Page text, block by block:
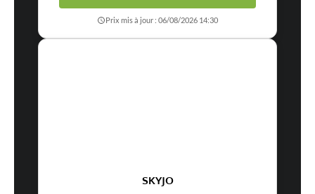
Prix mis à jour : 06/08/2026 14:30
SKYJO